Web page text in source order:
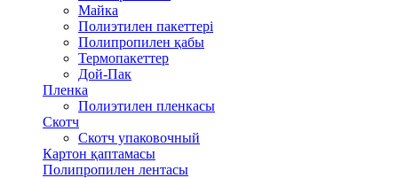
Майка
Полиэтилен пакеттері
Полипропилен қабы
Термопакеттер
Дой-Пак
Пленка
Полиэтилен пленкасы
Скотч
Скотч упаковочный
Картон қаптамасы
Полипропилен лентасы